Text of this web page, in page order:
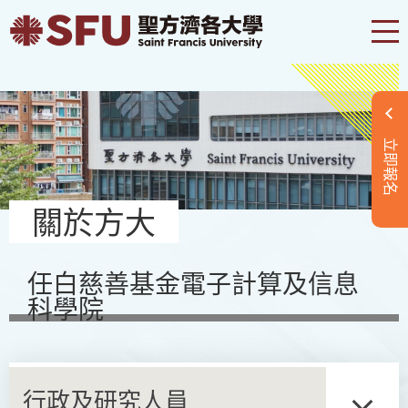
立即報名
關於方大
任白慈善基金電子計算及信息
科學院
行政及研究人員